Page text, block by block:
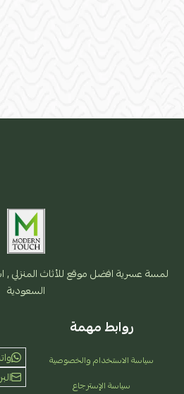
لمسة عسرية افضل موقع للأثاث المنزلي
السعودية
روابط مهمة
سياسة الاستخدام والخصوصية
سياسة الإسترجاع